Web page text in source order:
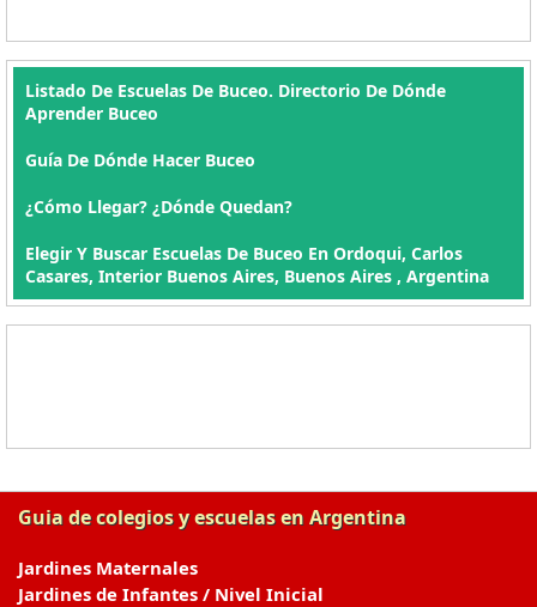
Listado De Escuelas De Buceo. Directorio De Dónde
Aprender Buceo
Guía De Dónde Hacer Buceo
¿Cómo Llegar? ¿Dónde Quedan?
Elegir Y Buscar Escuelas De Buceo En Ordoqui, Carlos
Casares, Interior Buenos Aires, Buenos Aires , Argentina
Guia de colegios y escuelas en Argentina
Jardines Maternales
Jardines de Infantes / Nivel Inicial